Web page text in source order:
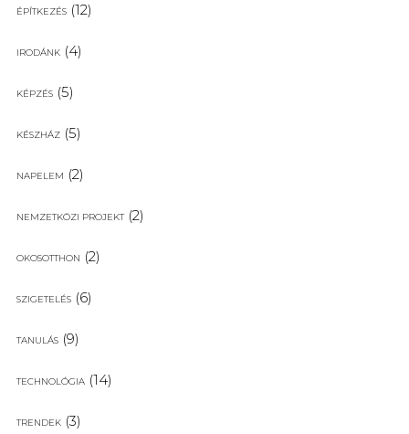
ÉPÍTKEZÉS(12)
IRODÁNK(4)
KÉPZÉS(5)
KÉSZHÁZ(5)
NAPELEM (2)
NEMZETKÖZI PROJEKT(2)
OKOSOTTHON (2)
SZIGETELÉS(6)
TANULÁS(9)
TECHNOLÓGIA(14)
TRENDEK(3)